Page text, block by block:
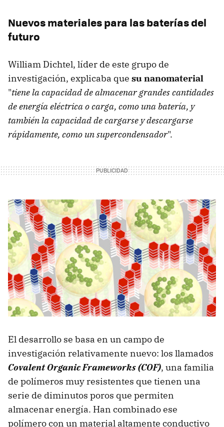
Nuevos materiales para las baterías del
futuro
William Dichtel, líder de este grupo de
investigación, explicaba que su nanomaterial
"tiene la capacidad de almacenar grandes cantidades
de energía eléctrica o carga, como una batería, y
también la capacidad de cargarse y descargarse
rápidamente, como un supercondensador".
El desarrollo se basa en un campo de
investigación relativamente nuevo: los llamados
Covalent Organic Frameworks (COF), una familia
de polímeros muy resistentes que tienen una
serie de diminutos poros que permiten
almacenar energía. Han combinado ese
polímero con un material altamente conductivo